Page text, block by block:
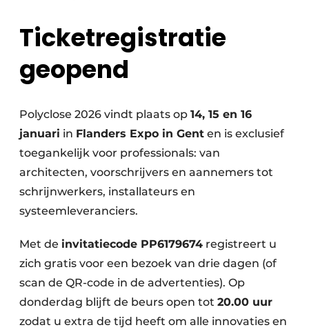
Ticketregistratie
geopend
Polyclose 2026 vindt plaats op 14, 15 en 16
januari in Flanders Expo in Gent en is exclusief
toegankelijk voor professionals: van
architecten, voorschrijvers en aannemers tot
schrijnwerkers, installateurs en
systeemleveranciers.
Met de invitatiecode PP6179674 registreert u
zich gratis voor een bezoek van drie dagen (of
scan de QR-code in de advertenties). Op
donderdag blijft de beurs open tot 20.00 uur
zodat u extra de tijd heeft om alle innovaties en